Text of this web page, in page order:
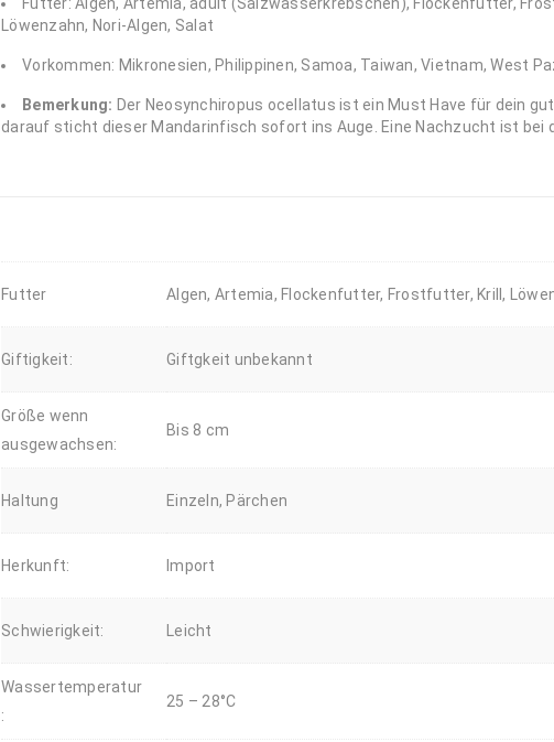
Löwenzahn, Nori-Algen, Salat
Vorkommen: Mikronesien, Philippinen, Samoa, Taiwan, Vietnam, West
Bemerkung: Der Neosynchiropus ocellatus ist ein Must Have für dein
darauf sticht dieser Mandarinfisch sofort ins Auge. Eine Nachzucht ist bei
Futter Algen, Artemia, Flockenfutter, Frostfutter, Krill,
Giftigkeit: Giftgkeit unbekannt
Größe wenn
ausgewachsen:
Bis 8 cm
Haltung Einzeln, Pärchen
Herkunft: Import
Schwierigkeit: Leicht
Wassertemperatur
:
25 – 28°C